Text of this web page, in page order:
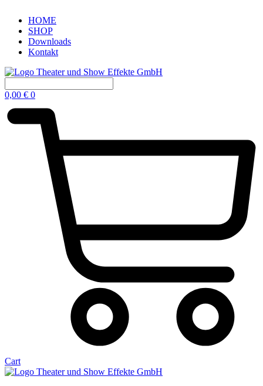
HOME
SHOP
Downloads
Kontakt
0,00 € 0
Cart